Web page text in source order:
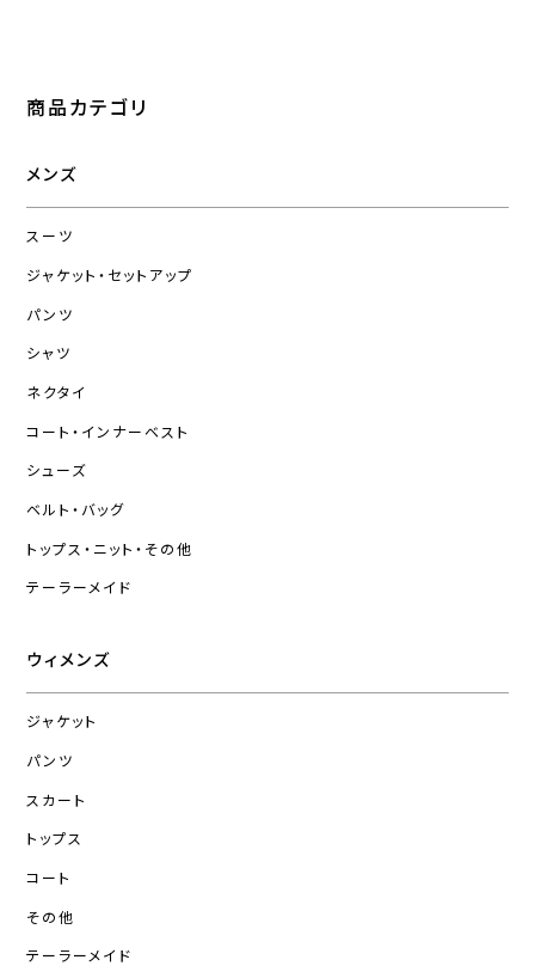
商品カテゴリ
メンズ
スーツ
ジャケット・セットアップ
パンツ
シャツ
ネクタイ
コート・インナーベスト
シューズ
ベルト・バッグ
トップス・ニット・その他
テーラーメイド
ウィメンズ
ジャケット
パンツ
スカート
トップス
コート
その他
テーラーメイド